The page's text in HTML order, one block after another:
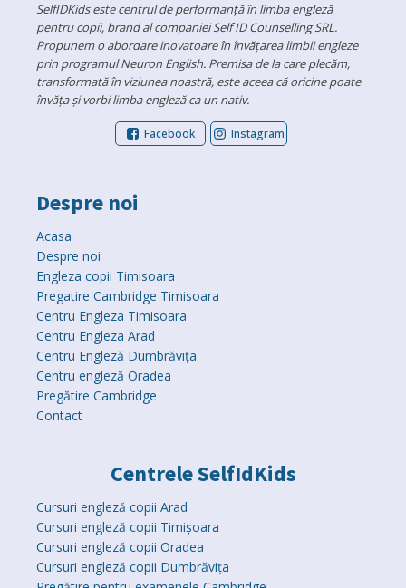
SelfIDKids este centrul de performanță în limba engleză
pentru copii, brand al companiei Self ID Counselling SRL.
Propunem o abordare inovatoare în învățarea limbii engleze
prin programul Neuron English. Premisa de la care plecăm,
transformată în viziunea noastră, este aceea că oricine poate
învăța și vorbi limba engleză ca un nativ.
Facebook Instagram
Despre noi
Acasa
Despre noi
Engleza copii Timisoara
Pregatire Cambridge Timisoara
Centru Engleza Timisoara
Centru Engleza Arad
Centru Engleză Dumbrăvița
Centru engleză Oradea
Pregătire Cambridge
Contact
Centrele SelfIdKids
Cursuri engleză copii Arad
Cursuri engleză copii Timișoara
Cursuri engleză copii Oradea
Cursuri engleză copii Dumbrăvița